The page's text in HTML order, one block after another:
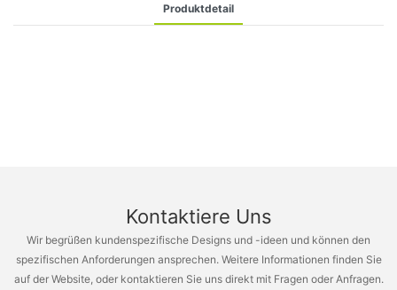
Produktdetail
Kontaktiere Uns
Wir begrüßen kundenspezifische Designs und -ideen und können den
spezifischen Anforderungen ansprechen. Weitere Informationen finden Sie
auf der Website, oder kontaktieren Sie uns direkt mit Fragen oder Anfragen.